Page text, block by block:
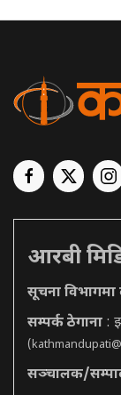
आरबी
सूचना विभागमा
सम्पर्क ठेगाना :
(
सञ्चालक/